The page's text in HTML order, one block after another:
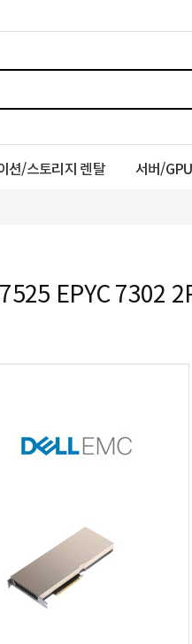
션/스토리지 렌탈 서버/
EPYC 7302